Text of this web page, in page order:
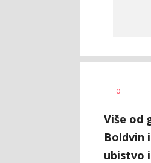
AUTOR
0
Više od
Boldvin
ubistvo